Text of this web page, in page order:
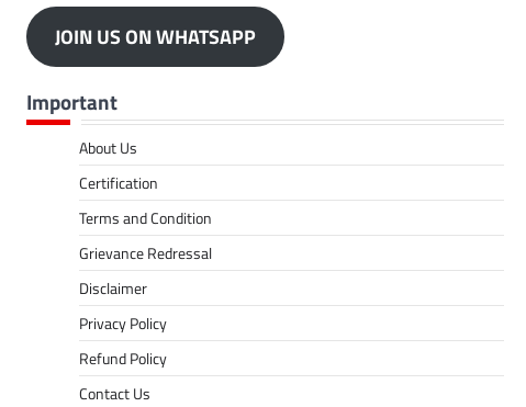
JOIN US ON WHATSAPP
Important
About Us
Certification
Terms and Condition
Grievance Redressal
Disclaimer
Privacy Policy
Refund Policy
Contact Us